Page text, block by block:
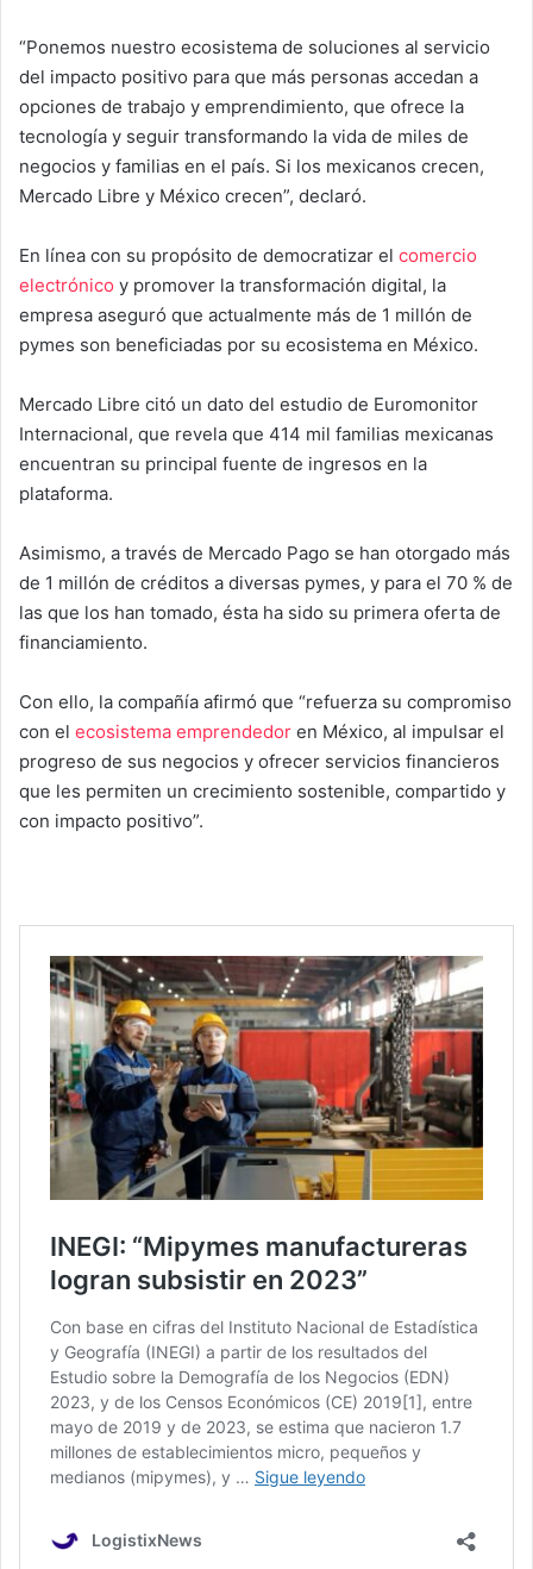
“Ponemos nuestro ecosistema de soluciones al servicio
del impacto positivo para que más personas accedan a
opciones de trabajo y emprendimiento, que ofrece la
tecnología y seguir transformando la vida de miles de
negocios y familias en el país. Si los mexicanos crecen,
Mercado Libre y México crecen”, declaró.
En línea con su propósito de democratizar el comercio
electrónico y promover la transformación digital, la
empresa aseguró que actualmente más de 1 millón de
pymes son beneficiadas por su ecosistema en México.
Mercado Libre citó un dato del estudio de Euromonitor
Internacional, que revela que 414 mil familias mexicanas
encuentran su principal fuente de ingresos en la
plataforma.
Asimismo, a través de Mercado Pago se han otorgado más
de 1 millón de créditos a diversas pymes, y para el 70 % de
las que los han tomado, ésta ha sido su primera oferta de
financiamiento.
Con ello, la compañía afirmó que “refuerza su compromiso
con el ecosistema emprendedor en México, al impulsar el
progreso de sus negocios y ofrecer servicios financieros
que les permiten un crecimiento sostenible, compartido y
con impacto positivo”.